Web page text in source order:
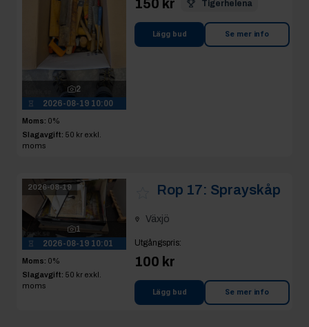
2
2026-08-19 10:00
Moms: 0%
Slagavgift: 50 kr exkl.
moms
150 kr Tigerhelena
Lägg bud Se mer info
2026-08-19
1
2026-08-19 10:01
Moms: 0%
Slagavgift: 50 kr exkl.
moms
Rop 17: Sprayskåp
Växjö
Utgångspris:
100 kr
Lägg bud Se mer info